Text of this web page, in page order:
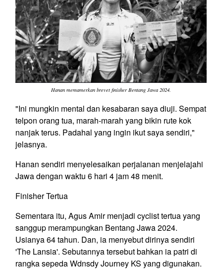
Hanan memamerkan brevet finisher Bentang Jawa 2024.
"Ini mungkin mental dan kesabaran saya diuji. Sempat
telpon orang tua, marah-marah yang bikin rute kok
nanjak terus. Padahal yang ingin ikut saya sendiri,"
jelasnya.
Hanan sendiri menyelesaikan perjalanan menjelajahi
Jawa dengan waktu 6 hari 4 jam 48 menit.
Finisher Tertua
Sementara itu, Agus Amir menjadi cyclist tertua yang
sanggup merampungkan Bentang Jawa 2024.
Usianya 64 tahun. Dan, ia menyebut dirinya sendiri
'The Lansia'. Sebutannya tersebut bahkan ia patri di
rangka sepeda Wdnsdy Journey KS yang digunakan.